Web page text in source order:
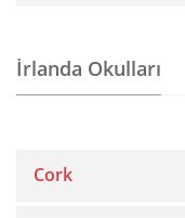
İrlanda Okulları
Cork